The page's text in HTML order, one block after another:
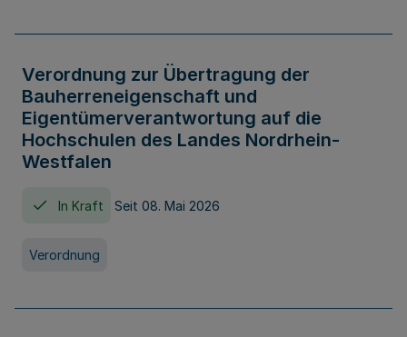
Verordnung zur Übertragung der
Bauherreneigenschaft und
Eigentümerverantwortung auf die
Hochschulen des Landes Nordrhein-
Westfalen
In Kraft Seit 08. Mai 2026
Verordnung